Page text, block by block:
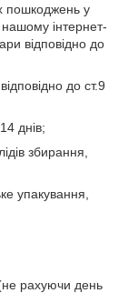
пошкоджень у
нашому інтернет-
відповідно до
до ст.9
днів;
збирання,
упакування,
рахуючи день